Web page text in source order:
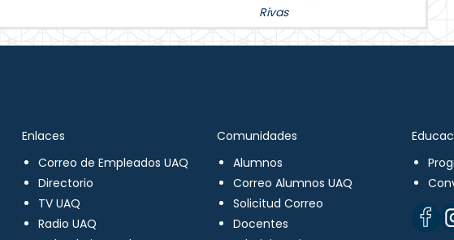
Rivas
Enlaces
Correo de Empleados UAQ
Directorio
TV UAQ
Radio UAQ
Comunidades
Alumnos
Correo Alumnos UAQ
Solicitud Correo
Docentes